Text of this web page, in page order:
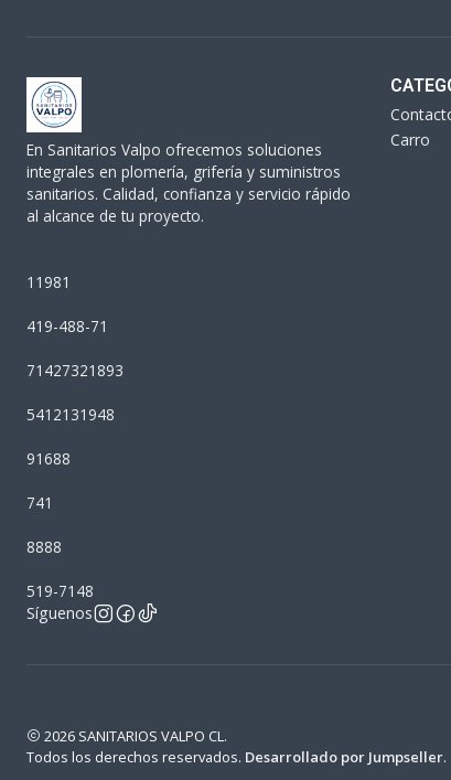
En Sanitarios Valpo ofrecemos soluciones
integrales en plomería, grifería y suministros
sanitarios. Calidad, confianza y servicio rápido
al alcance de tu proyecto.
11981
419-488-71
71427321893
5412131948
91688
741
8888
519-7148
Síguenos
Carro
2026 SANITARIOS VALPO CL.
Todos los derechos reservados. Desarrollado por Jumpseller.